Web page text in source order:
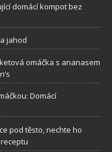
domácí kompot bez
jahod
omáčka s ananasem
Domácí
pod těsto, nechte ho